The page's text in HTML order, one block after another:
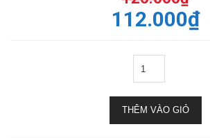
112.000₫
THÊM VÀO GIỎ